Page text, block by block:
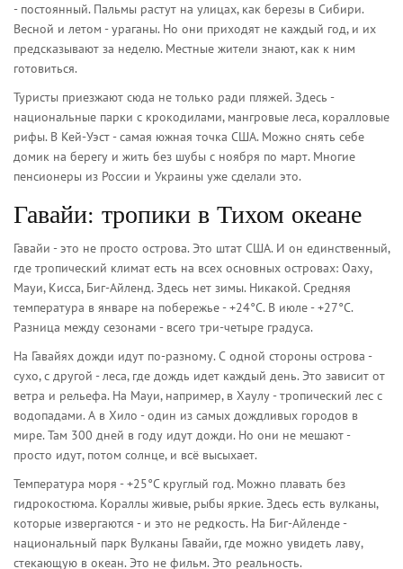
- постоянный. Пальмы растут на улицах, как березы в Сибири.
Весной и летом - ураганы. Но они приходят не каждый год, и их
предсказывают за неделю. Местные жители знают, как к ним
готовиться.
Туристы приезжают сюда не только ради пляжей. Здесь -
национальные парки с крокодилами, мангровые леса, коралловые
рифы. В Кей-Уэст - самая южная точка США. Можно снять себе
домик на берегу и жить без шубы с ноября по март. Многие
пенсионеры из России и Украины уже сделали это.
Гавайи: тропики в Тихом океане
Гавайи - это не просто острова. Это штат США. И он единственный,
где тропический климат есть на всех основных островах: Оаху,
Мауи, Кисса, Биг-Айленд. Здесь нет зимы. Никакой. Средняя
температура в январе на побережье - +24°C. В июле - +27°C.
Разница между сезонами - всего три-четыре градуса.
На Гавайях дожди идут по-разному. С одной стороны острова -
сухо, с другой - леса, где дождь идет каждый день. Это зависит от
ветра и рельефа. На Мауи, например, в Хаулу - тропический лес с
водопадами. А в Хило - один из самых дождливых городов в
мире. Там 300 дней в году идут дожди. Но они не мешают -
просто идут, потом солнце, и всё высыхает.
Температура моря - +25°C круглый год. Можно плавать без
гидрокостюма. Кораллы живые, рыбы яркие. Здесь есть вулканы,
которые извергаются - и это не редкость. На Биг-Айленде -
национальный парк Вулканы Гавайи, где можно увидеть лаву,
стекающую в океан. Это не фильм. Это реальность.